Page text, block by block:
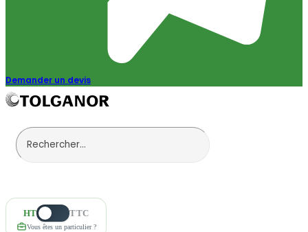
Demander un devis
HT TTC
Vous êtes un particulier ?